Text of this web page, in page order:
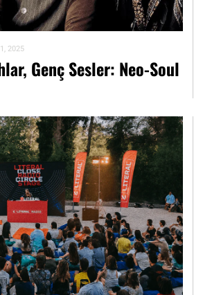
2025
Genç Sesler: Neo-Soul